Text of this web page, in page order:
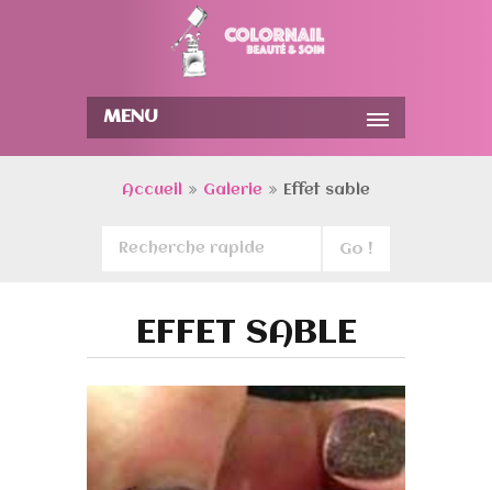
MENU
Accueil Galerie Effet sable
EFFET SABLE